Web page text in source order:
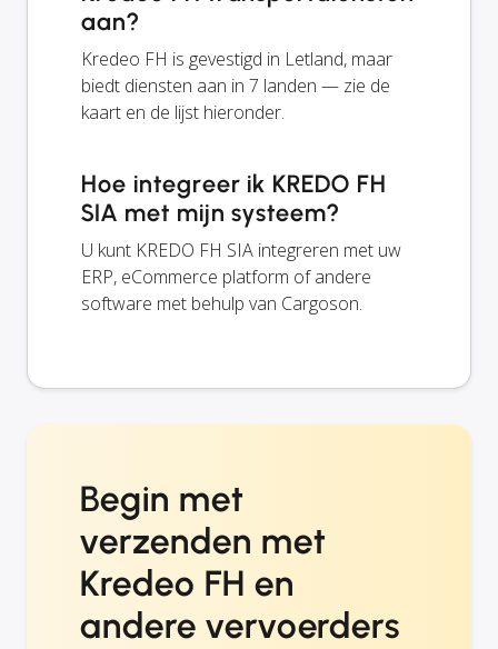
aan?
Kredeo FH is gevestigd in Letland, maar
biedt diensten aan in 7 landen — zie de
kaart en de lijst hieronder.
Hoe integreer ik KREDO FH
SIA met mijn systeem?
U kunt KREDO FH SIA integreren met uw
ERP, eCommerce platform of andere
software met behulp van Cargoson.
Begin met
verzenden met
Kredeo FH en
andere vervoerders